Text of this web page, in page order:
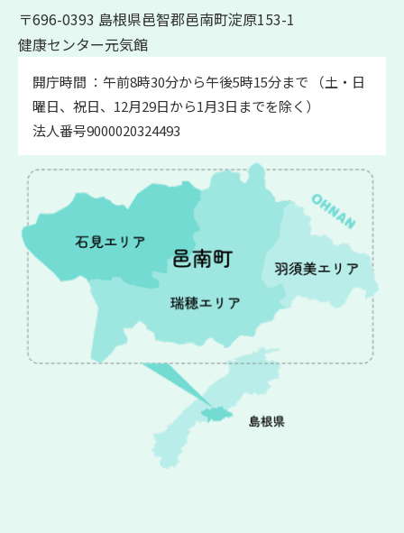
〒696-0393 島根県邑智郡邑南町淀原153-1
健康センター元気館
開庁時間 ：午前8時30分から午後5時15分まで （土・日
曜日、祝日、12月29日から1月3日までを除く）
法人番号9000020324493